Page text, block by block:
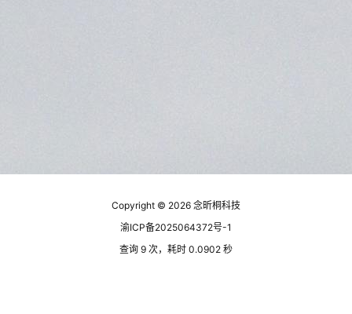
Copyright © 2026 念昕桐科技
渝ICP备2025064372号-1
查询 9 次，耗时 0.0902 秒